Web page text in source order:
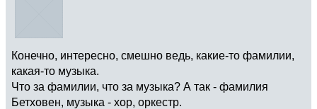
Конечно, интересно, смешно ведь, какие-то фамилии,
какая-то музыка.
Что за фамилии, что за музыка? А так - фамилия
Бетховен, музыка - хор, оркестр.